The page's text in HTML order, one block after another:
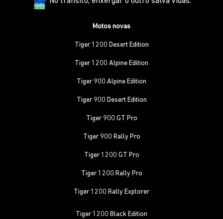
Motos novas
Tiger 1200 Desert Edition
Tiger 1200 Alpine Edition
Tiger 900 Alpine Edition
Tiger 900 Desert Edition
Tiger 900 GT Pro
Tiger 900 Rally Pro
Tiger 1200 GT Pro
Tiger 1200 Rally Pro
Tiger 1200 Rally Explorer
Tiger 1200 Black Edition